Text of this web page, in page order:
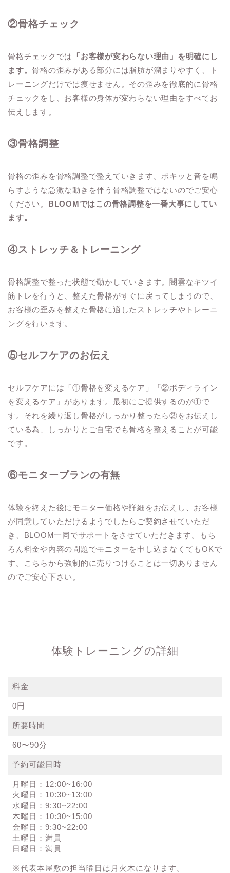
②骨格チェック
骨格チェックでは
「お客様が変わらない理由」を明確にし
ます。骨格の歪みがある部分には脂肪が溜まりやすく、ト
レーニングだけでは痩せません。その歪みを徹底的に骨格
チェックをし、お客様の身体が変わらない理由をすべてお
伝えします。
③骨格調整
骨格の歪みを骨格調整で整えていきます。ボキッと音を鳴
らすような急激な動きを伴う骨格調整ではないのでご安心
ください。 BLOOMではこの骨格調整を一番大事にしてい
ます。
④ストレッチ＆トレーニング
骨格調整で整った状態で動かしていきます。闇雲なキツイ
筋トレを行うと、整えた骨格がすぐに戻ってしまうので、
お客様の歪みを整えた骨格に適したストレッチやトレーニ
ングを行います。
⑤セルフケアのお伝え
セルフケアには「①骨格を変えるケア」「②ボディライン
を変えるケア」があります。最初にご提供するのが①で
す。それを繰り返し骨格がしっかり整ったら②をお伝えし
ている為、しっかりとご自宅でも骨格を整えることが可能
です。
⑥モニタープランの有無
体験を終えた後にモニター価格や詳細をお伝えし、お客様
が同意していただけるようでしたらご契約させていただ
き、BLOOM一同でサポートをさせていただきます。もち
ろん料金や内容の問題でモニターを申し込まなくてもOKで
す。
こちらから強制的に売りつけることは一切ありません
のでご安心下さい。
体験トレーニングの詳細
料金
0円
所要時間
60〜90分
予約可能日時
月曜日：12:00~16:00
火曜日：10:30~13:00
水曜日：9:30~22:00
木曜日：10:30~15:00
金曜日：9:30~22:00
土曜日：満員
日曜日：満員
※代表本屋敷の担当曜日は月火木になります。